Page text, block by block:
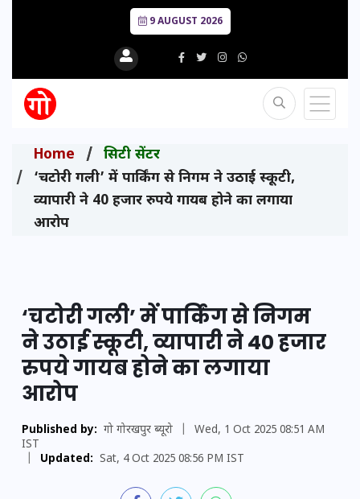
9 AUGUST 2026
Home
सिटी सेंटर
‘चटोरी गली’ में पार्किंग से निगम ने उठाई स्कूटी,
व्यापारी ने 40 हजार रुपये गायब होने का लगाया
आरोप
‘चटोरी गली’ में पार्किंग से निगम
ने उठाई स्कूटी, व्यापारी ने 40 हजार
रुपये गायब होने का लगाया
आरोप
Published by: गो गोरखपुर ब्यूरो
Wed, 1 Oct 2025 08:51 AM
IST
Updated: Sat, 4 Oct 2025 08:56 PM IST